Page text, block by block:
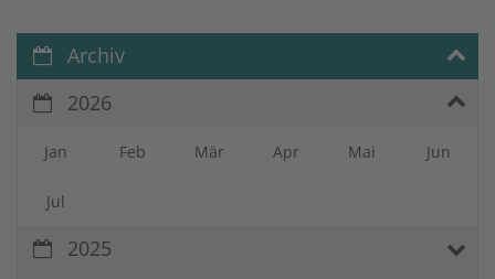
Archiv
2026
Jan Feb Mär Apr Mai Jun
Jul
2025